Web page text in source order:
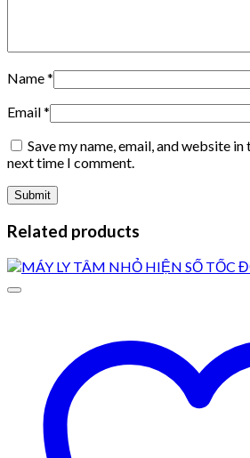
Name*
Email*
Save my name, email, and website
next time I comment.
Related products